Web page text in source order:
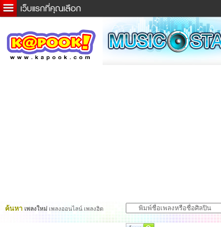
ข่าวด่วน
ละคร
ค้นหา เพลงใหม่ เพลงออนไลน์ เพลงฮิต